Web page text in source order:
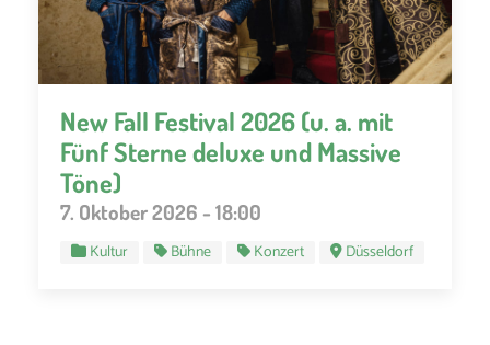
New Fall Festival 2026 (u. a. mit
Fünf Sterne deluxe und Massive
Töne)
7. Oktober 2026 - 18:00
Kultur Bühne Konzert Düsseldorf